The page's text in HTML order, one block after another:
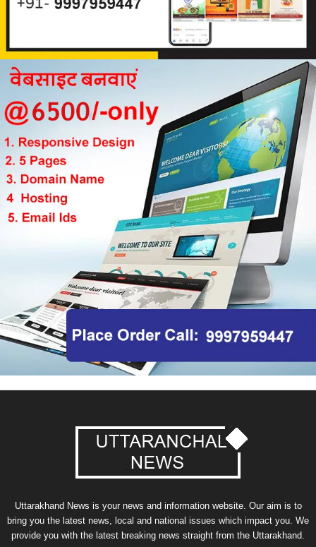
Uttarakhand News is your news and information website. Our aim is to
bring you the latest news, local and national issues which impact you. We
provide you with the latest breaking news straight from the Uttarakhand.